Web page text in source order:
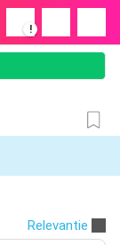
!
Relevantie